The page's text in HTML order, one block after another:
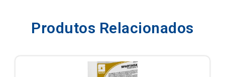
Produtos Relacionados